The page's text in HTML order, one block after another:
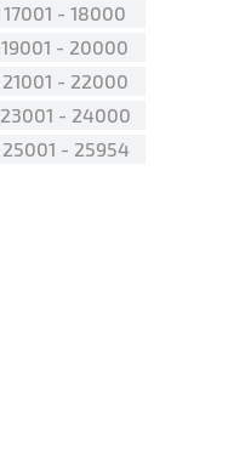
17001 - 18000
19001 - 20000
21001 - 22000
23001 - 24000
25001 - 25954